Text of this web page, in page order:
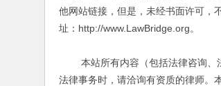
他网站链接，但是，未经书面许可，
址：http://www.LawBridge.org。
本站所有内容（包括法律咨询、法
法律事务时，请洽询有资质的律师。